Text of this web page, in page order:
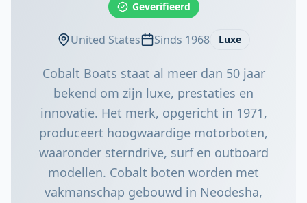
Geverifieerd
United States Sinds 1968 Luxe
Cobalt Boats staat al meer dan 50 jaar
bekend om zijn luxe, prestaties en
innovatie. Het merk, opgericht in 1971,
produceert hoogwaardige motorboten,
waaronder sterndrive, surf en outboard
modellen. Cobalt boten worden met
vakmanschap gebouwd in Neodesha,